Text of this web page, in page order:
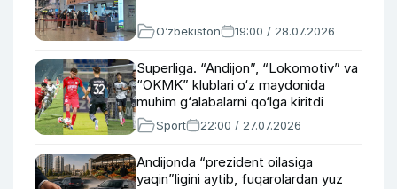
O‘zbekiston 19:00 / 28.07.2026
Superliga. “Andijon”, “Lokomotiv” va
“OKMK” klublari o‘z maydonida
muhim g‘alabalarni qo‘lga kiritdi
Sport 22:00 / 27.07.2026
Andijonda “prezident oilasiga
yaqin”ligini aytib, fuqarolardan yuz